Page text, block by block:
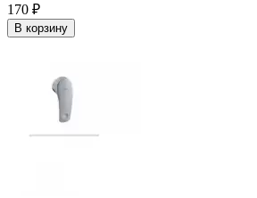
170 ₽
В корзину